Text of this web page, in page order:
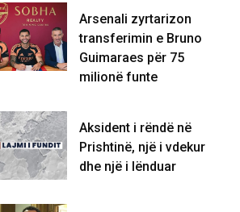
Arsenali zyrtarizon
transferimin e Bruno
Guimaraes për 75
milionë funte
Aksident i rëndë në
Prishtinë, një i vdekur
dhe një i lënduar